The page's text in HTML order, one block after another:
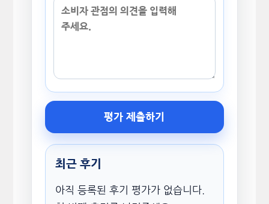
평가 제출하기
최근 후기
아직 등록된 후기 평가가 없습니다.